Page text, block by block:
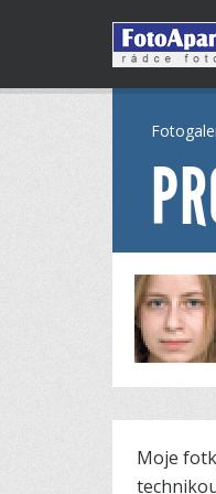
Moje